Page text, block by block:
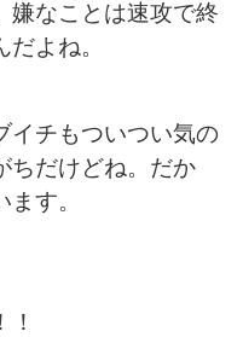
嫌なことは速攻で終
よね。
イチもついつい気の
ちだけどね。だか
す。